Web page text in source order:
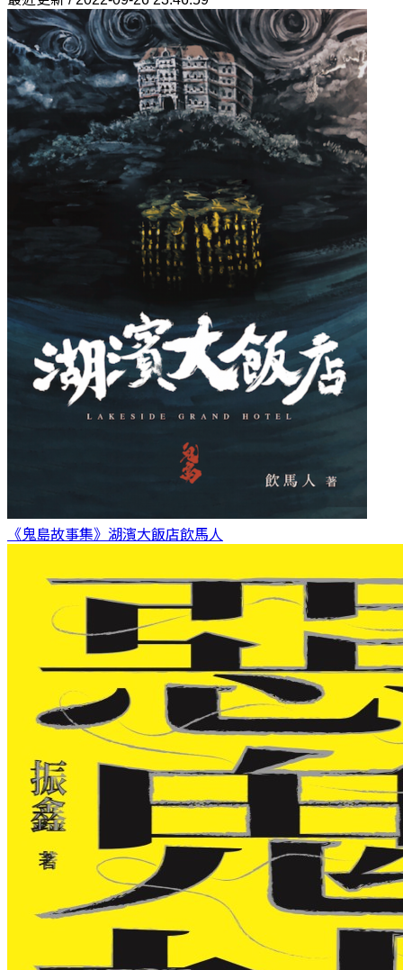
《鬼島故事集》湖濱大飯店飲馬人